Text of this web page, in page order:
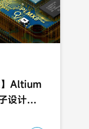
】Altium
设计的